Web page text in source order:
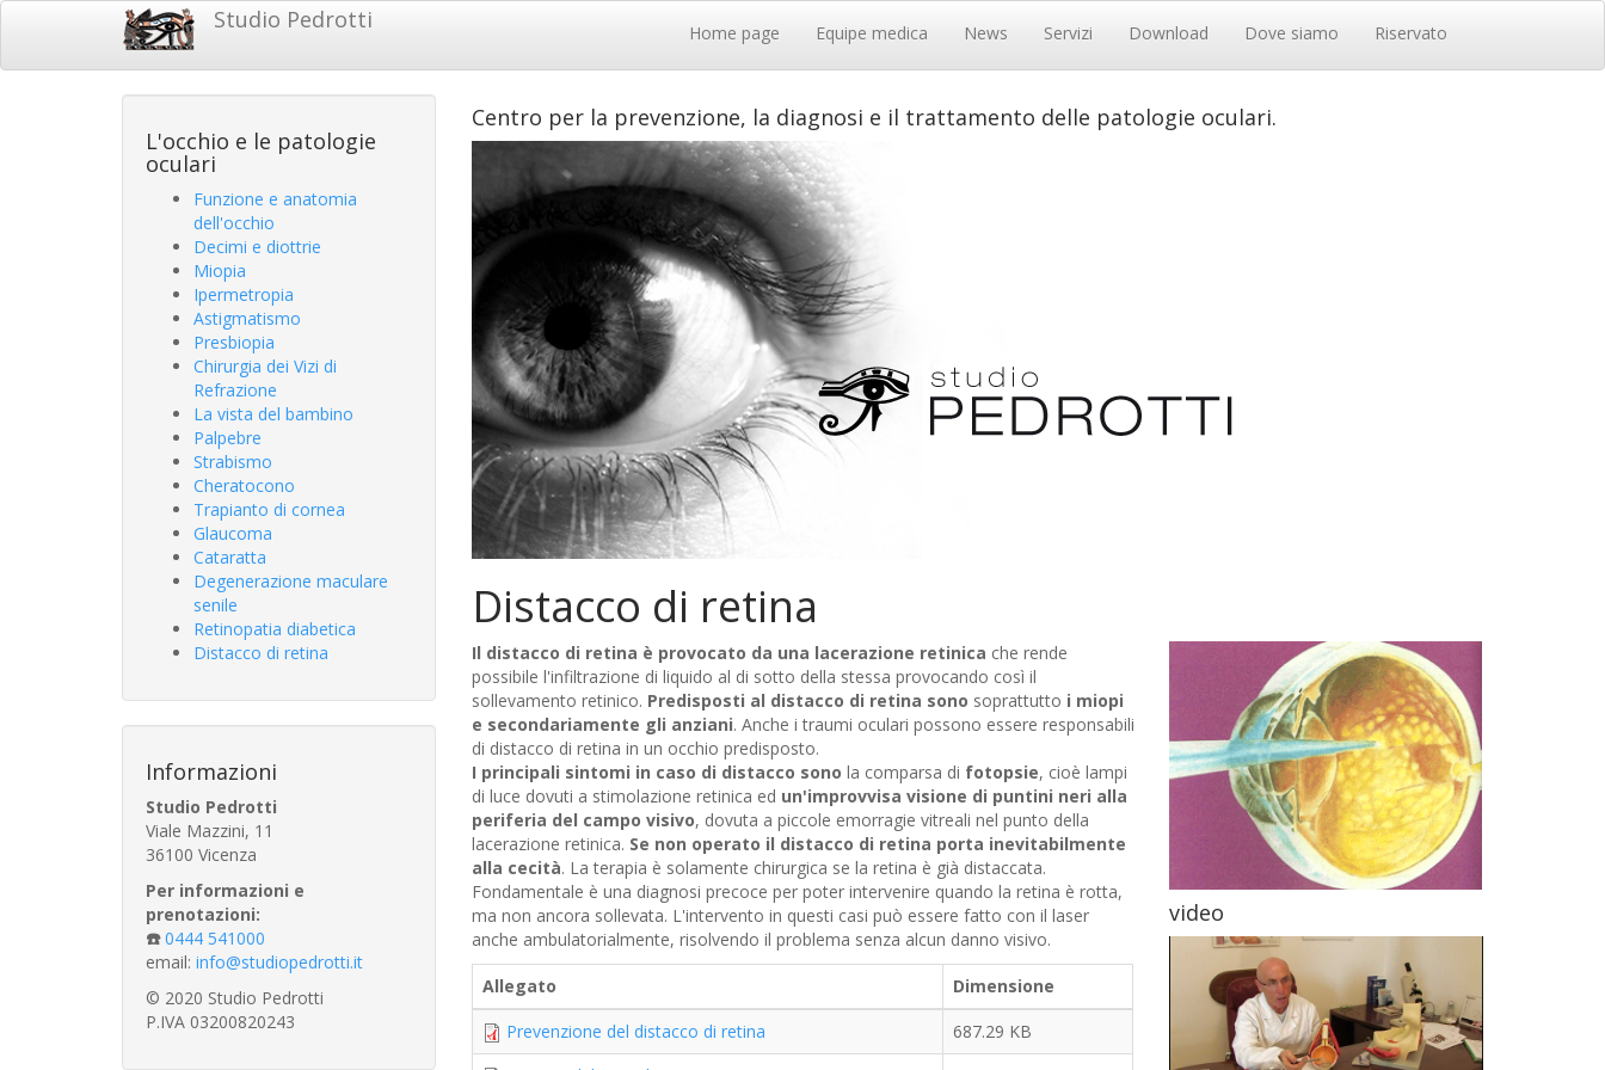
Salta
Studio
Pedrotti
Studio Pedrotti
Menu
principale
Home page Equipe medica News Servizi Download Dove siamo Riservato
Centro per la prevenzione, la diagnosi e il trattamento delle patologie oculari.
Distacco di retina
Il distacco di retina è provocato da una lacerazione retinica che rende
possibile l'infiltrazione di liquido al di sotto della stessa provocando così il
sollevamento retinico. Predisposti al distacco di retina sono soprattutto i miopi
e secondariamente gli anziani. Anche i traumi oculari possono essere responsabili
di distacco di retina in un occhio predisposto.
I principali sintomi in caso di distacco sono la comparsa di fotopsie, cioè lampi
di luce dovuti a stimolazione retinica ed un'improvvisa visione di puntini neri alla
periferia del campo visivo, dovuta a piccole emorragie vitreali nel punto della
lacerazione retinica. Se non operato il distacco di retina porta inevitabilmente
alla cecità. La terapia è solamente chirurgica se la retina è già distaccata.
Fondamentale è una diagnosi precoce per poter intervenire quando la retina è rotta,
ma non ancora sollevata. L'intervento in questi casi può essere fatto con il laser
anche ambulatorialmente, risolvendo il problema senza alcun danno visivo.
Allegato
Dimensione
Prevenzione del distacco di retina
687.29 KB
video
L'occhio e le patologie
oculari
Funzione e anatomia
dell'occhio
Decimi e diottrie
Miopia
Ipermetropia
Astigmatismo
Presbiopia
Chirurgia dei Vizi di
Refrazione
La vista del bambino
Palpebre
Strabismo
Cheratocono
Trapianto di cornea
Glaucoma
Cataratta
Degenerazione maculare
senile
Retinopatia diabetica
Distacco di retina
Informazioni
Studio Pedrotti
Viale Mazzini, 11
36100 Vicenza
Per informazioni e
prenotazioni:
☎️0444 541000
email: info@studiopedrotti.it
© 2020 Studio Pedrotti
P.IVA 03200820243